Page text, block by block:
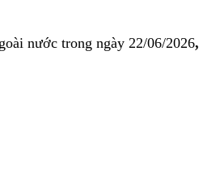
nước trong ngày 22/06/2026,